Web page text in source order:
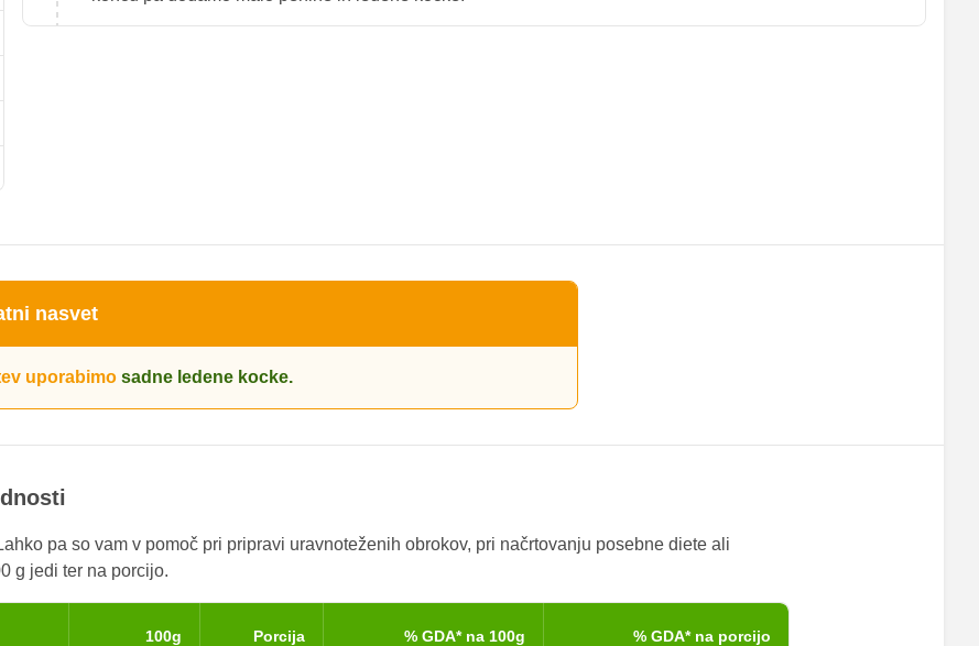
nasvet
uporabimo sadne ledene kocke.
pa so vam v pomoč pri pripravi uravnoteženih obrokov, pri načrtovanju posebne diete ali
g jedi ter na porcijo.
100g Porcija % GDA* na 100g % GDA* na porcijo